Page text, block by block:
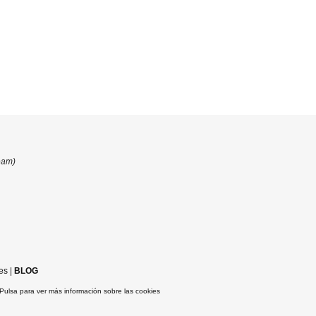
| BLOG
para ver más información sobre las cookies